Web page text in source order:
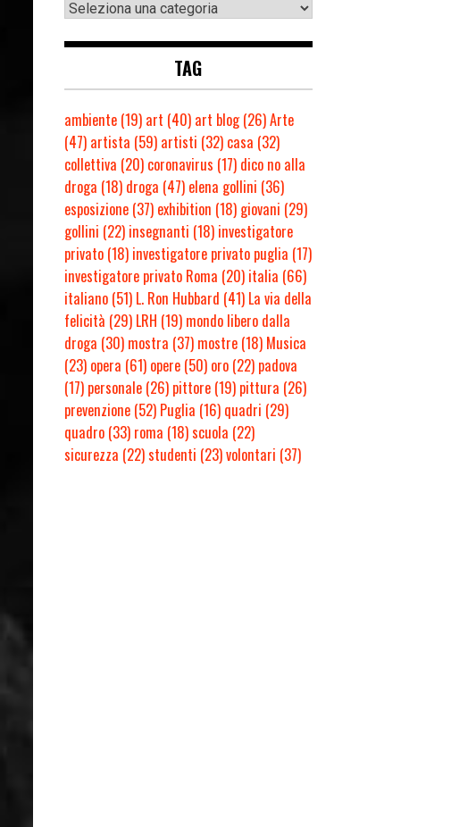
TAG
ambiente (19) art (40) art blog(26)Arte
(47) artista (59) artisti (32) casa (32)
collettiva (20) coronavirus (17) dico no alla
droga (18) droga (47) elena gollini (36)
esposizione (37) exhibition (18) giovani (29)
gollini (22) insegnanti (18) investigatore
privato (18) investigatore privato puglia (17)
investigatore privato Roma (20) italia (66)
italiano (51) L. Ron Hubbard (41) La via della
felicità (29) LRH (19) mondo libero dalla
droga (30) mostra (37) mostre (18) Musica
(23) opera (61) opere (50) oro (22) padova
(17) personale (26) pittore (19) pittura (26)
prevenzione (52) Puglia (16) quadri (29)
quadro (33) roma (18)scuola (22)
sicurezza (22)studenti (23)volontari (37)